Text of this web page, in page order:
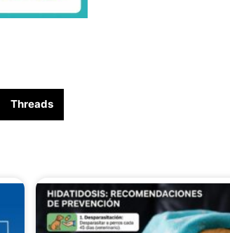
Threads